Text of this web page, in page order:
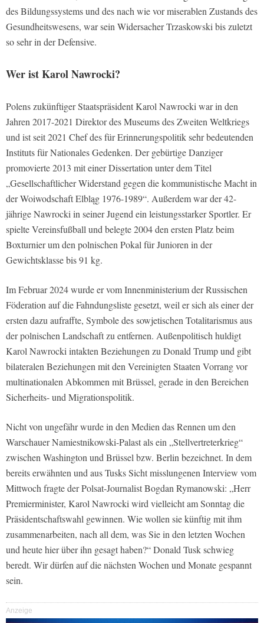
des Bildungssystems und des nach wie vor miserablen Zustands des
Gesundheitswesens, war sein Widersacher Trzaskowski bis zuletzt
so sehr in der Defensive.
Wer ist Karol Nawrocki?
Polens zukünftiger Staatspräsident Karol Nawrocki war in den
Jahren 2017-2021 Direktor des Museums des Zweiten Weltkriegs
und ist seit 2021 Chef des für Erinnerungspolitik sehr bedeutenden
Instituts für Nationales Gedenken. Der gebürtige Danziger
promovierte 2013 mit einer Dissertation unter dem Titel
„Gesellschaftlicher Widerstand gegen die kommunistische Macht in
der Woiwodschaft Elbląg 1976-1989“. Außerdem war der 42-
jährige Nawrocki in seiner Jugend ein leistungsstarker Sportler. Er
spielte Vereinsfußball und belegte 2004 den ersten Platz beim
Boxturnier um den polnischen Pokal für Junioren in der
Gewichtsklasse bis 91 kg.
Im Februar 2024 wurde er vom Innenministerium der Russischen
Föderation auf die Fahndungsliste gesetzt, weil er sich als einer der
ersten dazu aufraffte, Symbole des sowjetischen Totalitarismus aus
der polnischen Landschaft zu entfernen. Außenpolitisch huldigt
Karol Nawrocki intakten Beziehungen zu Donald Trump und gibt
bilateralen Beziehungen mit den Vereinigten Staaten Vorrang vor
multinationalen Abkommen mit Brüssel, gerade in den Bereichen
Sicherheits- und Migrationspolitik.
Nicht von ungefähr wurde in den Medien das Rennen um den
Warschauer Namiestnikowski-Palast als ein „Stellvertreterkrieg“
zwischen Washington und Brüssel bzw. Berlin bezeichnet. In dem
bereits erwähnten und aus Tusks Sicht misslungenen Interview vom
Mittwoch fragte der Polsat-Journalist Bogdan Rymanowski: „Herr
Premierminister, Karol Nawrocki wird vielleicht am Sonntag die
Präsidentschaftswahl gewinnen. Wie wollen sie künftig mit ihm
zusammenarbeiten, nach all dem, was Sie in den letzten Wochen
und heute hier über ihn gesagt haben?“ Donald Tusk schwieg
beredt. Wir dürfen auf die nächsten Wochen und Monate gespannt
sein.
Anzeige